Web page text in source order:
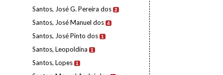
Santos, José G. Pereira dos 2
Santos, José Manuel dos 4
Santos, José Pinto dos 1
Santos, Leopoldina 1
Santos, Lopes 1